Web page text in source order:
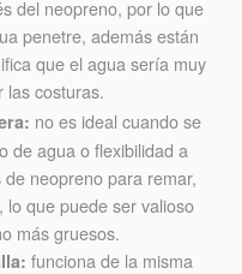
del neopreno, por lo que
penetre, además están
que el agua sería muy
las costuras.
no es ideal cuando se
de agua o flexibilidad a
neopreno para remar,
lo que puede ser valioso
más gruesos.
funciona de la misma